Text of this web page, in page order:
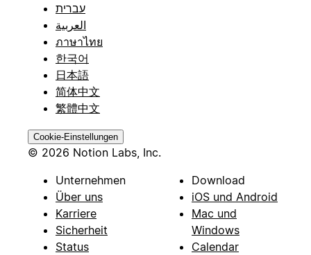
עברית
العربية
ภาษาไทย
한국어
日本語
简体中文
繁體中文
Cookie-Einstellungen
© 2026 Notion Labs, Inc.
Unternehmen
Über uns
Karriere
Sicherheit
Status
Download
iOS und Android
Mac und
Windows
Calendar